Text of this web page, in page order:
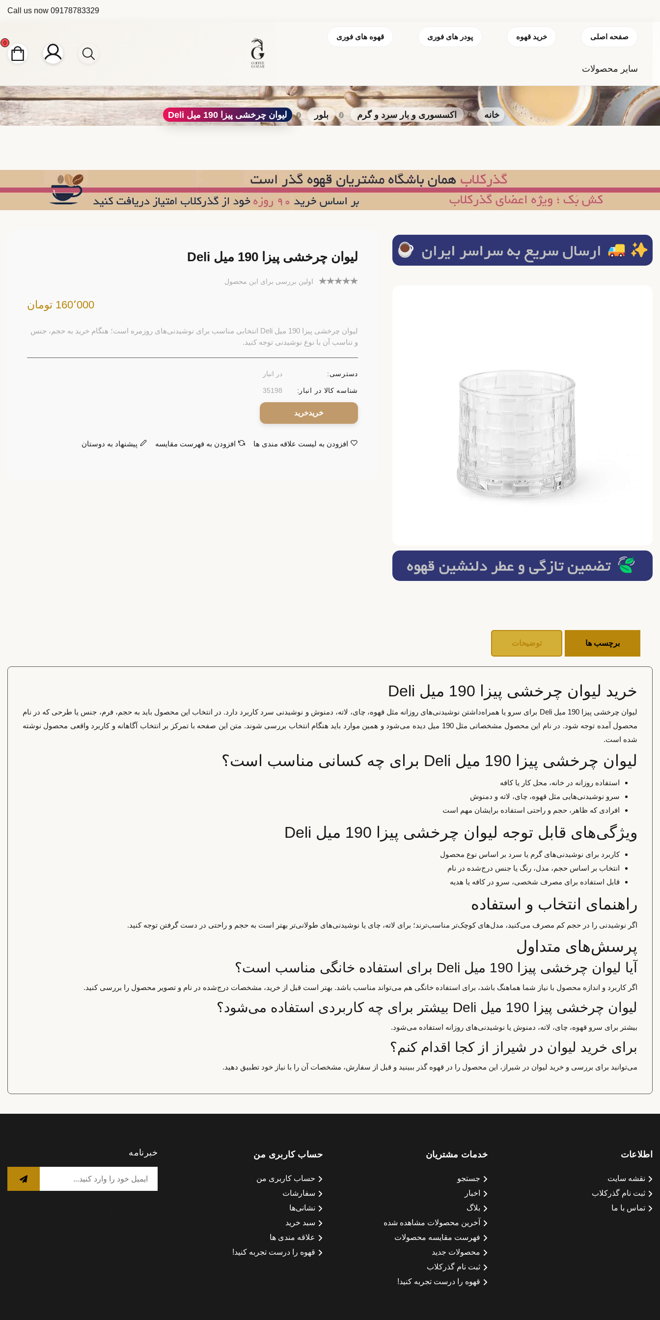
Call us now 09178783329
صفحه اصلی خرید قهوه پودر های فوری قهوه های فوری
سایر محصولات
0
خانه اکسسوری و بار سرد و گرم بلور لیوان چرخشی پیزا 190 میل Deli
لیوان چرخشی پیزا 190 میل Deli
اولین بررسی برای این محصول
160٬000 تومان
لیوان چرخشی پیزا 190 میل Deli انتخابی مناسب برای نوشیدنی‌های روزمره است؛ هنگام خرید به حجم، جنس
و تناسب آن با نوع نوشیدنی توجه کنید.
دسترسی: در انبار
شناسه کالا در انبار: 35198
خرید
افزودن به لیست علاقه مندی ها افزودن به فهرست مقایسه پیشنهاد به دوستان
توضیحات برچسب ها
خرید لیوان چرخشی پیزا 190 میل Deli
لیوان چرخشی پیزا 190 میل Deli برای سرو یا همراه‌داشتن نوشیدنی‌های روزانه مثل قهوه، چای، لاته، دمنوش و نوشیدنی سرد کاربرد دارد. در انتخاب این محصول باید به حجم، فرم، جنس یا طرحی که در نام
محصول آمده توجه شود. در نام این محصول مشخصاتی مثل 190 میل دیده می‌شود و همین موارد باید هنگام انتخاب بررسی شوند. متن این صفحه با تمرکز بر انتخاب آگاهانه و کاربرد واقعی محصول نوشته
شده است.
لیوان چرخشی پیزا 190 میل Deli برای چه کسانی مناسب است؟
استفاده روزانه در خانه، محل کار یا کافه
سرو نوشیدنی‌هایی مثل قهوه، چای، لاته و دمنوش
افرادی که ظاهر، حجم و راحتی استفاده برایشان مهم است
ویژگی‌های قابل توجه لیوان چرخشی پیزا 190 میل Deli
کاربرد برای نوشیدنی‌های گرم یا سرد بر اساس نوع محصول
انتخاب بر اساس حجم، مدل، رنگ یا جنس درج‌شده در نام
قابل استفاده برای مصرف شخصی، سرو در کافه یا هدیه
راهنمای انتخاب و استفاده
اگر نوشیدنی را در حجم کم مصرف می‌کنید، مدل‌های کوچک‌تر مناسب‌ترند؛ برای لاته، چای یا نوشیدنی‌های طولانی‌تر بهتر است به حجم و راحتی در دست گرفتن توجه کنید.
پرسش‌های متداول
آیا لیوان چرخشی پیزا 190 میل Deli برای استفاده خانگی مناسب است؟
اگر کاربرد و اندازه محصول با نیاز شما هماهنگ باشد، برای استفاده خانگی هم می‌تواند مناسب باشد. بهتر است قبل از خرید، مشخصات درج‌شده در نام و تصویر محصول را بررسی کنید.
لیوان چرخشی پیزا 190 میل Deli بیشتر برای چه کاربردی استفاده می‌شود؟
بیشتر برای سرو قهوه، چای، لاته، دمنوش یا نوشیدنی‌های روزانه استفاده می‌شود.
برای خرید لیوان در شیراز از کجا اقدام کنم؟
می‌توانید برای بررسی و خرید لیوان در شیراز، این محصول را در قهوه گذر ببینید و قبل از سفارش، مشخصات آن را با نیاز خود تطبیق دهید.
اطلاعات
نقشه سایت
ثبت نام گذرکلاب
تماس با ما
خدمات مشتریان
جستجو
اخبار
بلاگ
آخرین محصولات مشاهده شده
فهرست مقایسه محصولات
محصولات جدید
ثبت نام گذرکلاب
قهوه را درست تجربه کنید!
حساب کاربری من
حساب کاربری من
سفارشات
نشانی‌ها
سبد خرید
علاقه مندی ها
قهوه را درست تجربه کنید!
خبرنامه